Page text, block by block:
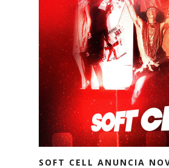
SOFT CELL ANUNCIA